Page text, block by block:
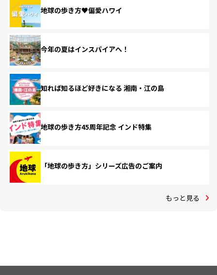
地球の歩き方♥偏愛ハワイ
今年の夏はインスパイアへ！
知れば知るほど好きになる 湘南・江の島
地球の歩き方45周年記念 インド特集
「地球の歩き方」シリーズ広告のご案内
もっと見る